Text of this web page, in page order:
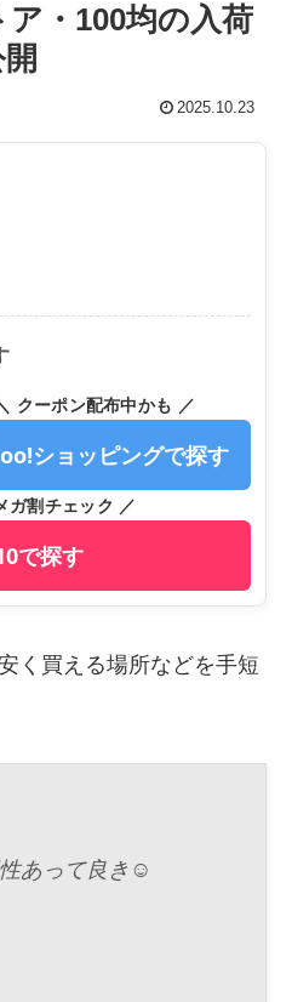
・100均の入荷
2025.10.23
クーポン配布中かも ／
ショッピングで探す
ガ割チェック ／
で探す
く買える場所などを手短
あって良き☺️